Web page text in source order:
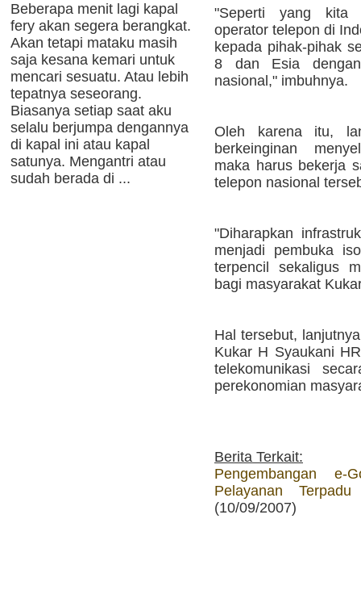
Beberapa menit lagi kapal
fery akan segera berangkat.
Akan tetapi mataku masih
saja kesana kemari untuk
mencari sesuatu. Atau lebih
tepatnya seseorang.
Biasanya setiap saat aku
selalu berjumpa dengannya
di kapal ini atau kapal
satunya. Mengantri atau
sudah berada di ...
"Seperti yang kita
operator telepon di
kepada pihak-pihak
8 dan Esia dengan
nasional," imbuhnya.
Oleh karena itu,
berkeinginan
maka harus bekerja
telepon nasional
"Diharapkan
menjadi pembuka
terpencil sekaligus
bagi masyarakat
Hal tersebut,
Kukar H Syaukani
telekomunikasi
perekonomian
Berita Terkait:
Pengembangan e-
Pelayanan
(10/09/2007)